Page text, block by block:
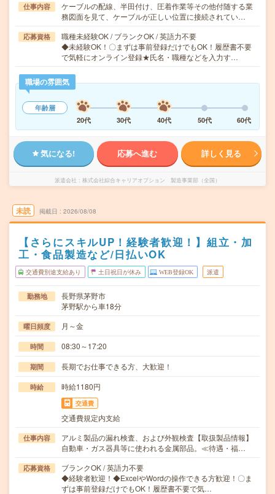
仕事内容
ケーブルの配線、半田付け、圧着作業等その他付随する業
務図面を見て、ケーブルが正しい位置に接続されてい…
応募資格
職種未経験OK / ブランクOK / 英語力不要
◆未経験OK！〇まずは事前登録だけでもOK！履歴書不要
で気軽にオンライン登録★氏名・職種などを入力す…
職場の雰囲気
年齢層
20代
30代 40代 50代 60代
気になる! 応募へ進む 詳しく見る
派遣会社 株式会社綜合キャリアオプション 製造事業部（全国）
未読 掲載日 2026/08/08
【さらにスキルUP！経験者歓迎！】組立・加
工・食品製造など/日払いOK
交通費別途支給あり 土日祝日が休み WEB登録OK 派遣
勤務地
長野県茅野市
茅野駅から車18分
曜日頻度 月～金
時間 08:30～17:20
期間 長期でお仕事できる方、大歓迎！
時給 時給1180円
交通費
交通費規定内支給
仕事内容
アルミ製品の漏れ検査、および外観検査【取扱製品情報】
自動車・ガス器具等に使われる金属部品。≪待遇・福…
応募資格
ブランクOK / 英語力不要
◆経験者歓迎！◆ExcelやWordの操作できる方歓迎！〇ま
ずは事前登録だけでもOK！履歴書不要で気…